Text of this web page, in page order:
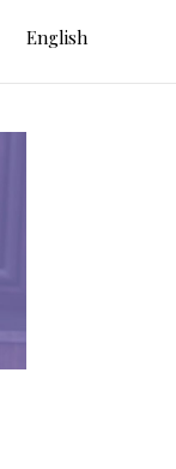
English